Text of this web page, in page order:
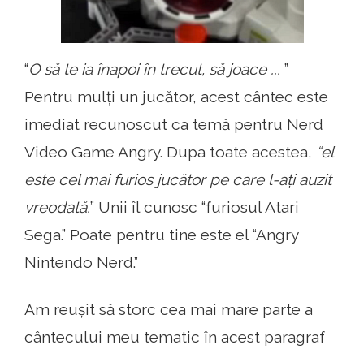
“O să te ia înapoi în trecut, să joace ... ”
Pentru mulți un jucător, acest cântec este
imediat recunoscut ca temă pentru Nerd
Video Game Angry. Dupa toate acestea, “el
este cel mai furios jucător pe care l-ați auzit
vreodată.” Unii îl cunosc “furiosul Atari
Sega.” Poate pentru tine este el “Angry
Nintendo Nerd.”
Am reușit să storc cea mai mare parte a
cântecului meu tematic în acest paragraf